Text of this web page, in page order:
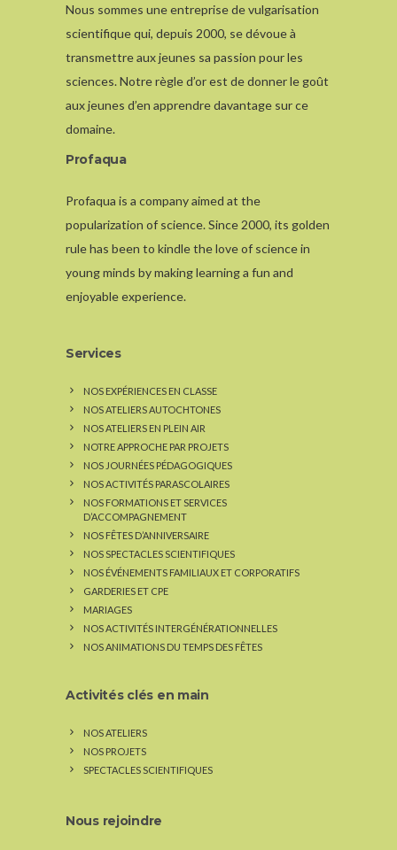
Nous sommes une entreprise de vulgarisation
scientifique qui, depuis 2000, se dévoue à
transmettre aux jeunes sa passion pour les
sciences. Notre règle d’or est de donner le goût
aux jeunes d’en apprendre davantage sur ce
domaine.
Profaqua
Profaqua is a company aimed at the
popularization of science. Since 2000, its golden
rule has been to kindle the love of science in
young minds by making learning a fun and
enjoyable experience.
Services
NOS EXPÉRIENCES EN CLASSE
NOS ATELIERS AUTOCHTONES
NOS ATELIERS EN PLEIN AIR
NOTRE APPROCHE PAR PROJETS
NOS JOURNÉES PÉDAGOGIQUES
NOS ACTIVITÉS PARASCOLAIRES
NOS FORMATIONS ET SERVICES
D’ACCOMPAGNEMENT
NOS FÊTES D’ANNIVERSAIRE
NOS SPECTACLES SCIENTIFIQUES
NOS ÉVÉNEMENTS FAMILIAUX ET CORPORATIFS
GARDERIES ET CPE
MARIAGES
NOS ACTIVITÉS INTERGÉNÉRATIONNELLES
NOS ANIMATIONS DU TEMPS DES FÊTES
Activités clés en main
NOS ATELIERS
NOS PROJETS
SPECTACLES SCIENTIFIQUES
Nous rejoindre